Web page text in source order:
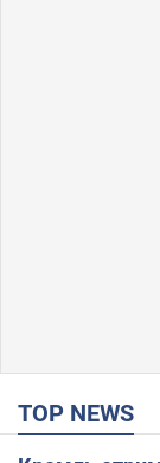
TOP NEWS